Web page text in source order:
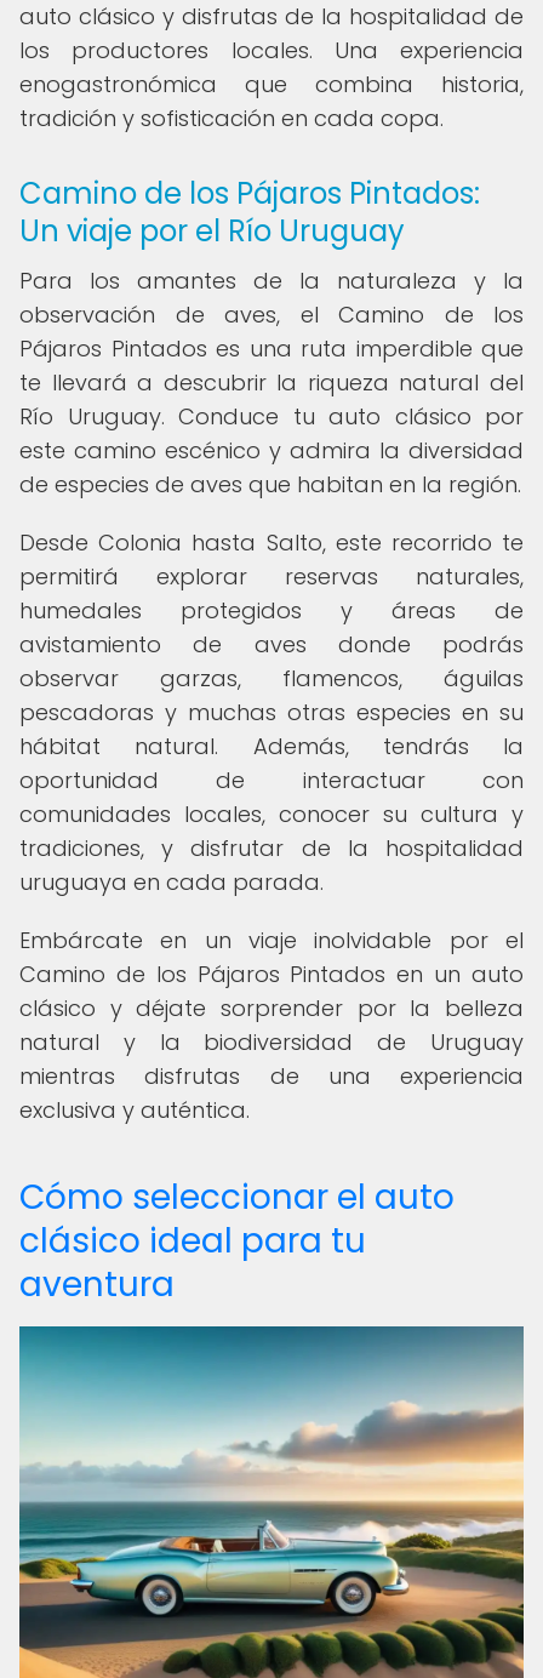
auto clásico y disfrutas de la hospitalidad de
los productores locales. Una experiencia
enogastronómica que combina historia,
tradición y sofisticación en cada copa.
Camino de los Pájaros Pintados:
Un viaje por el Río Uruguay
Para los amantes de la naturaleza y la
observación de aves, el Camino de los
Pájaros Pintados es una ruta imperdible que
te llevará a descubrir la riqueza natural del
Río Uruguay. Conduce tu auto clásico por
este camino escénico y admira la diversidad
de especies de aves que habitan en la región.
Desde Colonia hasta Salto, este recorrido te
permitirá explorar reservas naturales,
humedales protegidos y áreas de
avistamiento de aves donde podrás
observar garzas, flamencos, águilas
pescadoras y muchas otras especies en su
hábitat natural. Además, tendrás la
oportunidad de interactuar con
comunidades locales, conocer su cultura y
tradiciones, y disfrutar de la hospitalidad
uruguaya en cada parada.
Embárcate en un viaje inolvidable por el
Camino de los Pájaros Pintados en un auto
clásico y déjate sorprender por la belleza
natural y la biodiversidad de Uruguay
mientras disfrutas de una experiencia
exclusiva y auténtica.
Cómo seleccionar el auto
clásico ideal para tu
aventura